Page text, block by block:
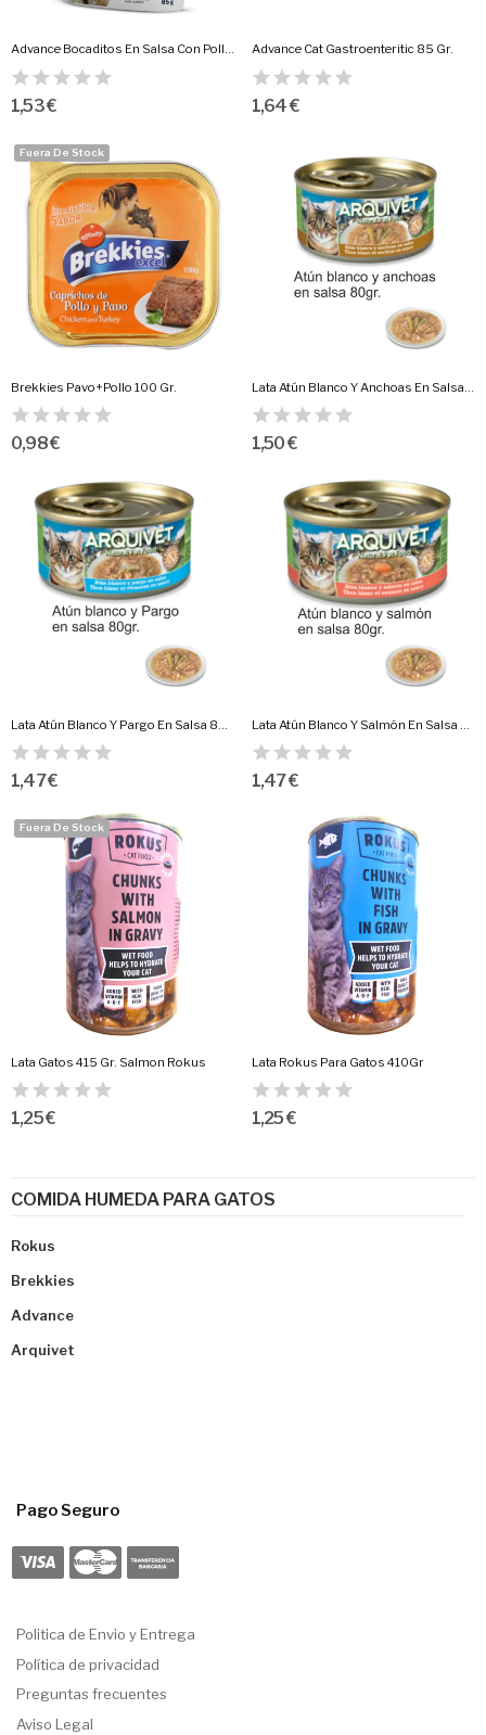
COMIDA HUMEDA PARA GATOS
Rokus
Brekkies
Advance
Arquivet
Advance Bocaditos En Salsa Con Pollo 85...
1,53 €
Advance Cat Gastroenteritic 85 Gr.
1,64 €
Fuera De Stock
Brekkies Pavo+Pollo 100 Gr.
0,98 € 1,50 €
1,47 € 1,47 €
Fuera De Stock
Lata Gatos 415 Gr. Salmon Rokus
1,25 €
Lata Rokus Para Gatos 410Gr
1,25 €
Pago Seguro
Politica de Envio y Entrega
Política de privacidad
Preguntas frecuentes
Aviso Legal